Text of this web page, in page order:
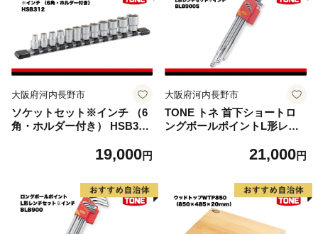
大阪府河内長野市
ソケットセット※インチ （6
角・ホルダー付き） HSB312
19,000円
大阪府河内長野市
TONE トネ 首下ショートロ
ングボールポイントL形レン
S 工具 TONE トネ 1500
ス
21,000円